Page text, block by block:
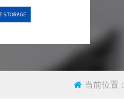
当前位置：